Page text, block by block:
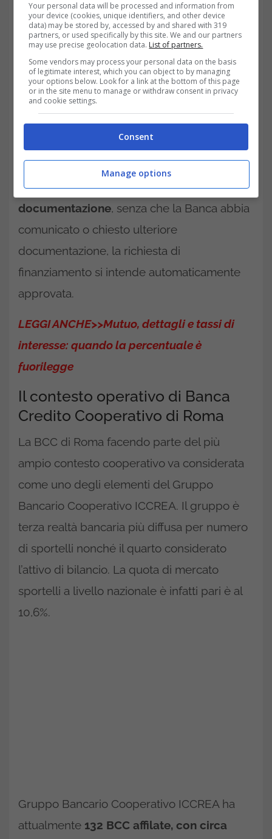
creditore e il debitore che non prevede
alcuna garanzia dell’ipoteca a favore
dell’ente erogante.
Mutui immediati
BCC di Roma premette ai soci di accedere a
un servizio di finanziamento per un mutuo di
rapida emissione riservato alle sole persone
fisiche.
dalla presentazione della
documentazione, senza che la Banca abbia
comunicato o chiesto ulteriore
documentazione, la richiesta di
finanziamento si intende automaticamente
approvata.
LEGGI ANCHE>>Mutuo, dettagli e tassi di
interesse: quando la percentuale è
fuorilegge
Il contesto operativo di Banca
Credito Cooperativo di Roma
La BCC di Roma facendo parte del più
ampio contesto cooperativo va considerata
come uno degli elementi del Gruppo
Bancario Cooperativo ICCREA. Il gruppo è
terza realtà bancaria più diffusa per numero
di sportelli nonché il quarto considerato
l’attivo di bilancio. La quota di mercato
sportelli a livello nazionale è infatti pari è al
10,6%.
Gruppo Bancario Cooperativo ICCREA ha
attualmente 132 BCC affilate, con circa
Your personal data will be processed and information from
your device (cookies, unique identifiers, and other device
data) may be stored by, accessed by and shared with 319
partners, or used specifically by this site. We and our partners
may use precise geolocation data. List of partners.
Some vendors may process your personal data on the basis
of legitimate interest, which you can object to by managing
your options below. Look for a link at the bottom of this page
or in the site menu to manage or withdraw consent in privacy
and cookie settings.
Consent
Manage options